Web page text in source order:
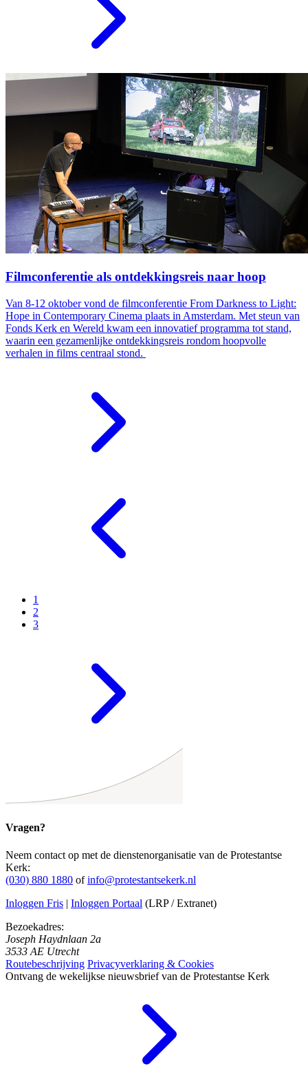
Filmconferentie als ontdekkingsreis naar hoop
Van 8-12 oktober vond de filmconferentie From Darkness to Light:
Hope in Contemporary Cinema plaats in Amsterdam. Met steun van
Fonds Kerk en Wereld kwam een innovatief programma tot stand,
waarin een gezamenlijke ontdekkingsreis rondom hoopvolle
verhalen in films centraal stond.
1
2
3
Vragen?
Neem contact op met de dienstenorganisatie van de Protestantse
Kerk:
(030) 880 1880 ofinfo@protestantsekerk.nl
Inloggen Fris | Inloggen Portaal (LRP / Extranet)
Bezoekadres:
Joseph Haydnlaan 2a
3533 AE Utrecht
Routebeschrijving Privacyverklaring & Cookies
Ontvang de wekelijkse nieuwsbrief van de Protestantse Kerk